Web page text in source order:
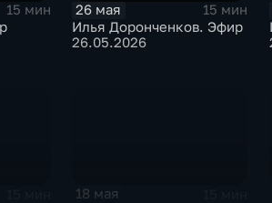
15 мин
26 мая
15 мин
Илья Доронченков. Эфир
26.05.2026
18 мая